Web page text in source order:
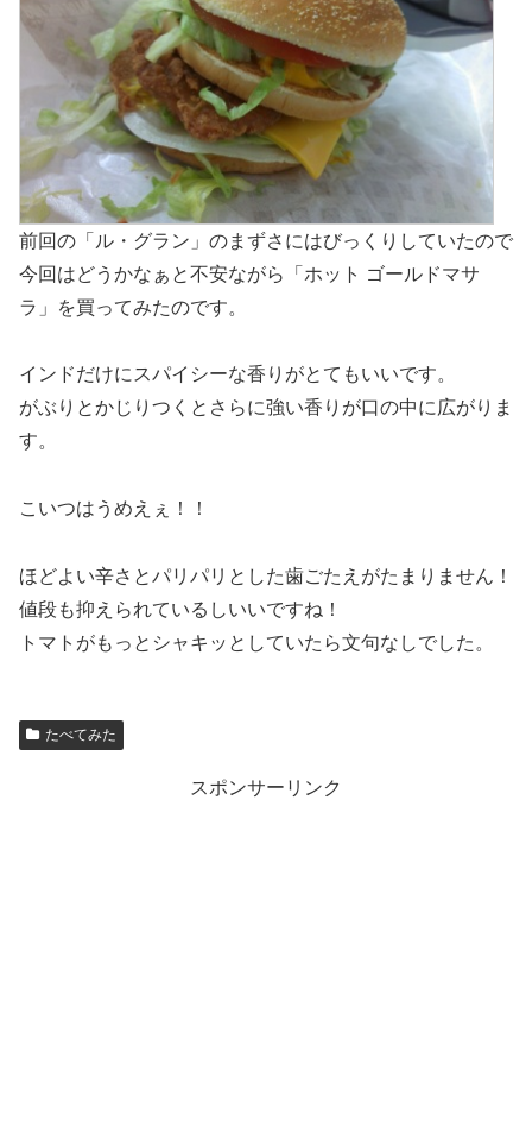
前回の「ル・グラン」のまずさにはびっくりしていたので
今回はどうかなぁと不安ながら「ホット ゴールドマサ
ラ」を買ってみたのです。
インドだけにスパイシーな香りがとてもいいです。
がぶりとかじりつくとさらに強い香りが口の中に広がりま
す。
こいつはうめえぇ！！
ほどよい辛さとパリパリとした歯ごたえがたまりません！
値段も抑えられているしいいですね！
トマトがもっとシャキッとしていたら文句なしでした。
たべてみた
スポンサーリンク